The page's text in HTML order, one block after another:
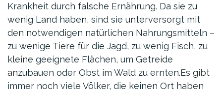
Krankheit durch falsche Ernährung. Da sie zu
wenig Land haben, sind sie unterversorgt mit
den notwendigen natürlichen Nahrungsmitteln –
zu wenige Tiere für die Jagd, zu wenig Fisch, zu
kleine geeignete Flächen, um Getreide
anzubauen oder Obst im Wald zu ernten.Es gibt
immer noch viele Völker, die keinen Ort haben